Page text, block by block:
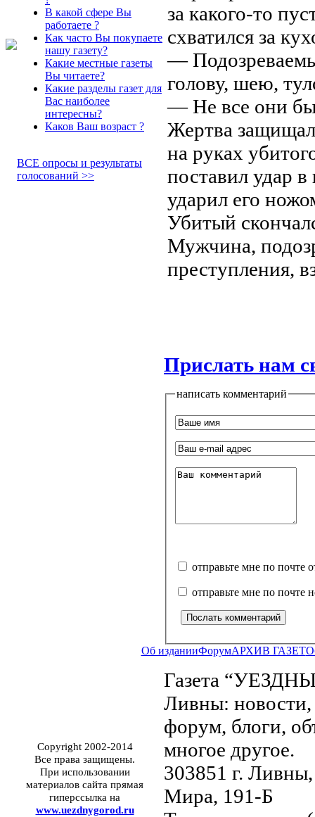
В какой сфере Вы
работаете ?
Как часто Вы покупаете
нашу газету?
Какие местные газеты
Вы читаете?
Какие разделы газет для
Вас наиболее
интересны?
Каков Ваш возраст ?
ВСЕ опросы и результаты
голосований >>
за какого-то
схватился за
—
голову, шею,
— Не все они
Жертва
на руках
поставил удар
ударил его
Убитый
Мужчина,
преступления,
Прислать нам
написать комментарий
отправьте мне по почте
отправьте мне по почте
Об изданииФорумАРХИВ ГАЗЕТ
Copyright 2002-2014
Все права защищены.
При использовании
материалов сайта прямая
гиперссылка на
www.uezdnygorod.ru
Газета
Ливны: новости,
форум, блоги,
многое другое.
303851 г.
Мира, 191-Б